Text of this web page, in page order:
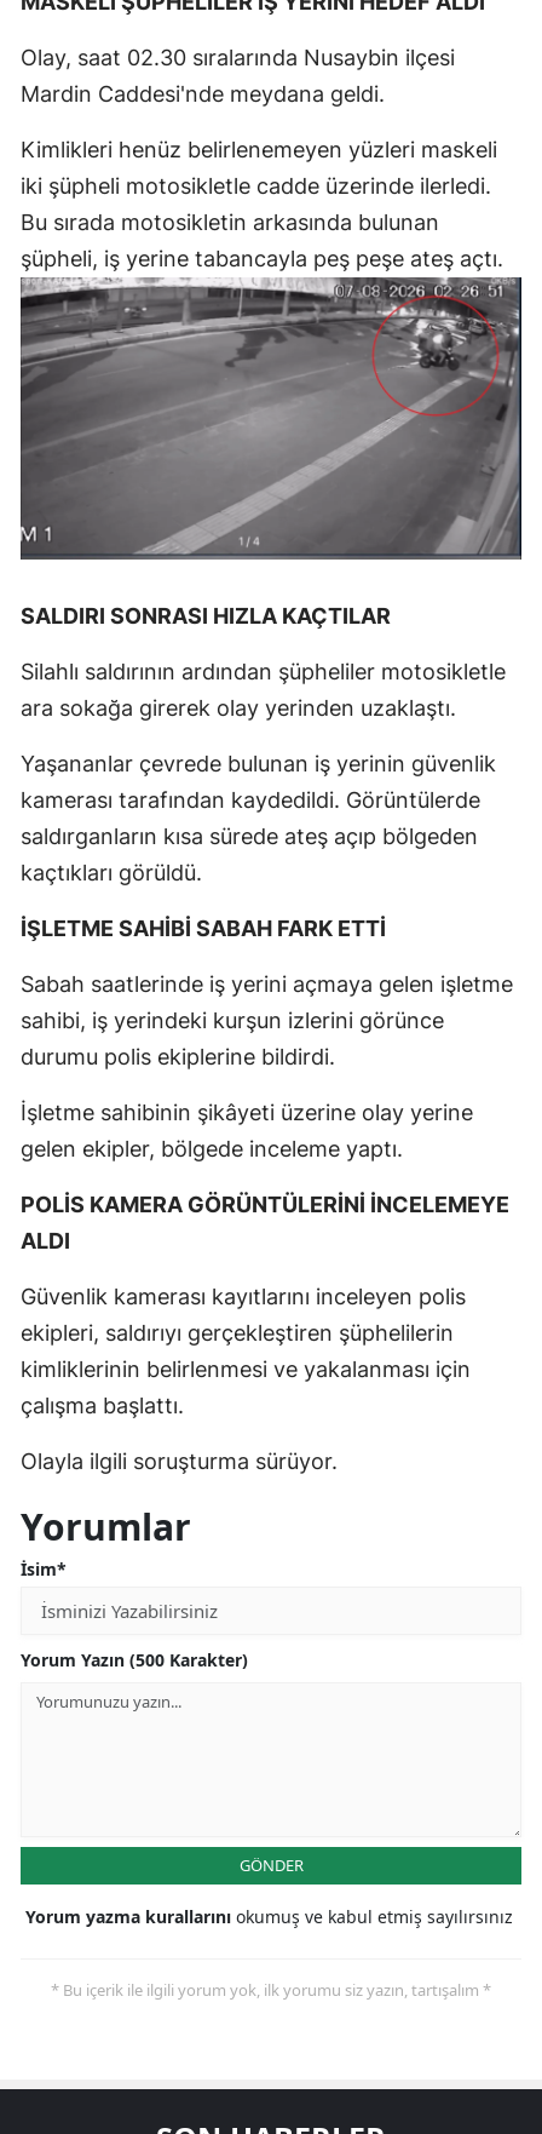
Olay, saat 02.30 sıralarında Nusaybin ilçesi
Mardin Caddesi'nde meydana geldi.
Kimlikleri henüz belirlenemeyen yüzleri maskeli
iki şüpheli motosikletle cadde üzerinde ilerledi.
Bu sırada motosikletin arkasında bulunan
şüpheli, iş yerine tabancayla peş peşe ateş açtı.
SALDIRI SONRASI HIZLA KAÇTILAR
Silahlı saldırının ardından şüpheliler motosikletle
ara sokağa girerek olay yerinden uzaklaştı.
Yaşananlar çevrede bulunan iş yerinin güvenlik
kamerası tarafından kaydedildi. Görüntülerde
saldırganların kısa sürede ateş açıp bölgeden
kaçtıkları görüldü.
İŞLETME SAHİBİ SABAH FARK ETTİ
Sabah saatlerinde iş yerini açmaya gelen işletme
sahibi, iş yerindeki kurşun izlerini görünce
durumu polis ekiplerine bildirdi.
İşletme sahibinin şikâyeti üzerine olay yerine
gelen ekipler, bölgede inceleme yaptı.
POLİS KAMERA GÖRÜNTÜLERİNİ İNCELEMEYE
ALDI
Güvenlik kamerası kayıtlarını inceleyen polis
ekipleri, saldırıyı gerçekleştiren şüphelilerin
kimliklerinin belirlenmesi ve yakalanması için
çalışma başlattı.
Olayla ilgili soruşturma sürüyor.
Yorumlar
İsim*
Yorum Yazın (500 Karakter)
GÖNDER
Yorum yazma kurallarını okumuş ve kabul etmiş sayılırsınız
* Bu içerik ile ilgili yorum yok, ilk yorumu siz yazın, tartışalım *